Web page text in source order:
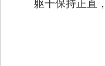
躯干保持正直